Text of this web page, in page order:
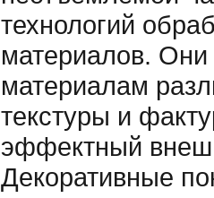
технологий
материалов. Они
материалам
текстуры и
эффектный
Декоративные